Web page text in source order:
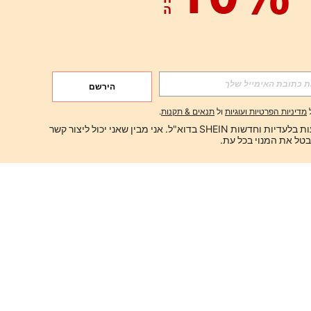
הירשם
מדיניות הפרטיות ועוגיות ול תנאים & תקנות.
ברצוני לקבל הצעות בלעדיות וחדשות SHEIN בדוא"ל. אני מבין שאני יכול ליצור קשר